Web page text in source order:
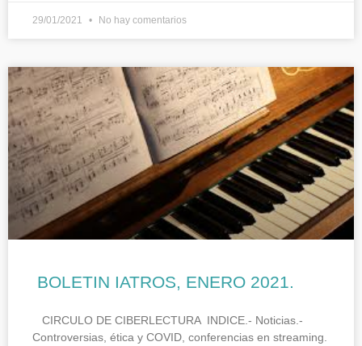
29/01/2021 No hay comentarios
BOLETIN IATROS, ENERO 2021.
CIRCULO DE CIBERLECTURA INDICE.- Noticias.-
Controversias, ética y COVID, conferencias en streaming.